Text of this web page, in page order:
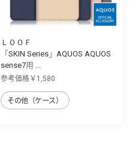
ＬＯＯＦ
「SKIN Series」AQUOS AQUOS
sense7用 ...
参考価格￥1,580
その他（ケース）